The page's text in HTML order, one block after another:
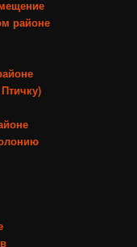
районе